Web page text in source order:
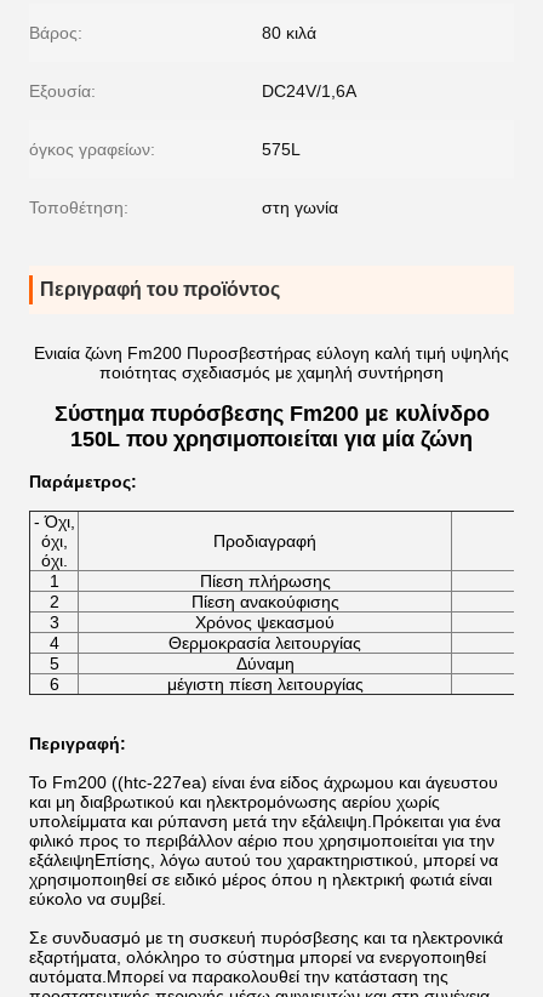
Βάρος: 80 κιλά
Εξουσία: DC24V/1,6A
όγκος γραφείων: 575L
Τοποθέτηση: στη γωνία
Περιγραφή του προϊόντος
Ενιαία ζώνη Fm200 Πυροσβεστήρας εύλογη καλή τιμή υψηλής
ποιότητας σχεδιασμός με χαμηλή συντήρηση
Σύστημα πυρόσβεσης Fm200 με κυλίνδρο
150L που χρησιμοποιείται για μία ζώνη
Παράμετρος:
- Όχι,
όχι,
όχι.
Προδιαγραφή
1
Πίεση πλήρωσης
2
Πίεση ανακούφισης
3
Χρόνος ψεκασμού
4
Θερμοκρασία λειτουργίας
5
Δύναμη
6
μέγιστη πίεση λειτουργίας
Περιγραφή:
Το Fm200 ((htc-227ea) είναι ένα είδος άχρωμου και άγευστου
και μη διαβρωτικού και ηλεκτρομόνωσης αερίου χωρίς
υπολείμματα και ρύπανση μετά την εξάλειψη.Πρόκειται για ένα
φιλικό προς το περιβάλλον αέριο που χρησιμοποιείται για την
εξάλειψηΕπίσης, λόγω αυτού του χαρακτηριστικού, μπορεί να
χρησιμοποιηθεί σε ειδικό μέρος όπου η ηλεκτρική φωτιά είναι
εύκολο να συμβεί.
Σε συνδυασμό με τη συσκευή πυρόσβεσης και τα ηλεκτρονικά
εξαρτήματα, ολόκληρο το σύστημα μπορεί να ενεργοποιηθεί
αυτόματα.Μπορεί να παρακολουθεί την κατάσταση της